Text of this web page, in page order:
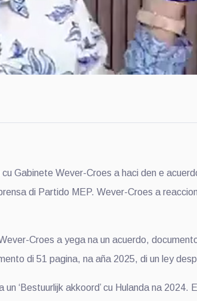
Gabinete Wever-Croes a haci den e
di Partido MEP. Wever-Croes a
Croes a yega na un acuerdo,
di 51 pagina, na aña 2025, di un ley
‘Bestuurlijk akkoord’ cu Hulanda na 2024.